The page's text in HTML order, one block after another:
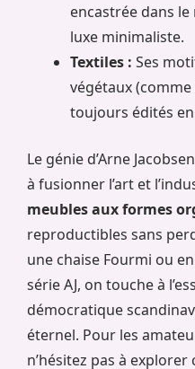
encastrée dans
luxe minimaliste.
Textiles : Ses
végétaux
toujours édités
Le génie d’Arne
à fusionner l’art et
meubles aux formes
reproductibles sans
une chaise Fourmi ou
série AJ, on touche à
démocratique
éternel. Pour les
n’hésitez pas à